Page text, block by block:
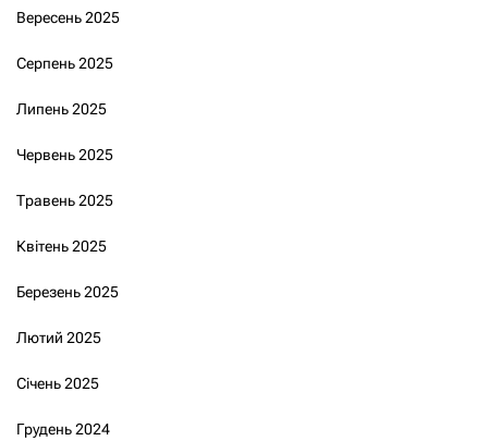
Вересень 2025
Серпень 2025
Липень 2025
Червень 2025
Травень 2025
Квітень 2025
Березень 2025
Лютий 2025
Січень 2025
Грудень 2024